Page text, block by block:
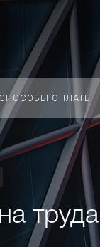
СПОСОБЫ ОПЛАТЫ
труда